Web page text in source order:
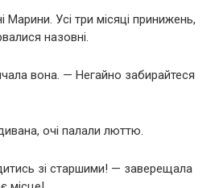
Усі три місяці принижень,
назовні.
вона. — Негайно забирайтеся
очі палали люттю.
зі старшими! — заверещала